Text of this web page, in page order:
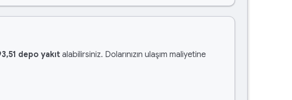
depo yakıt alabilirsiniz. Dolarınızın ulaşım maliyetine